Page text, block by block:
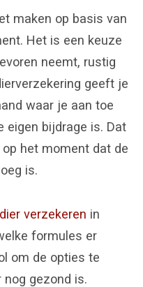
maken op basis van
Het is een keuze
neemt, rustig
geeft je
waar je aan toe
eigen bijdrage is. Dat
het moment dat de
is.
verzekeren in
formules er
om de opties te
gezond is.